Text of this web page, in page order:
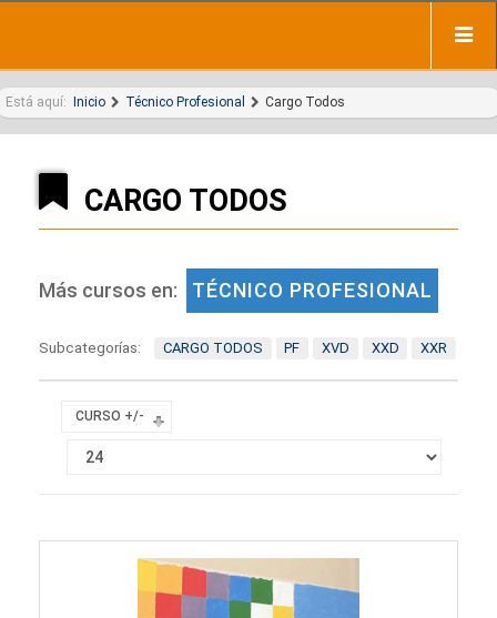
Está aquí: Inicio Técnico Profesional Cargo Todos
CARGO TODOS
Más cursos en: TÉCNICO PROFESIONAL
Subcategorías: CARGO TODOS PF XVD XXD XXR
CURSO +/-